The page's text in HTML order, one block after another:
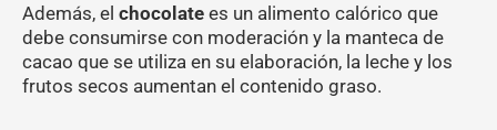
Además, el chocolate es un alimento calórico que
debe consumirse con moderación y la manteca de
cacao que se utiliza en su elaboración, la leche y los
frutos secos aumentan el contenido graso.